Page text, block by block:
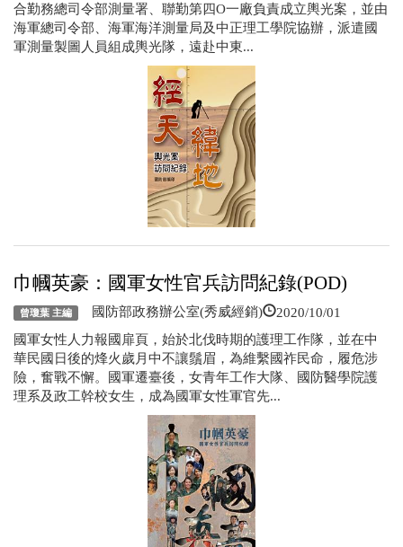
合勤務總司令部測量署、聯勤第四Ο一廠負責成立輿光案，並由
海軍總司令部、海軍海洋測量局及中正理工學院協辦，派遣國
軍測量製圖人員組成輿光隊，遠赴中東...
巾幗英豪：國軍女性官兵訪問紀錄(POD)
曾瓊葉 主編 國防部政務辦公室(秀威經銷) 2020/10/01
國軍女性人力報國扉頁，始於北伐時期的護理工作隊，並在中
華民國日後的烽火歲月中不讓鬚眉，為維繫國祚民命，履危涉
險，奮戰不懈。國軍遷臺後，女青年工作大隊、國防醫學院護
理系及政工幹校女生，成為國軍女性軍官先...